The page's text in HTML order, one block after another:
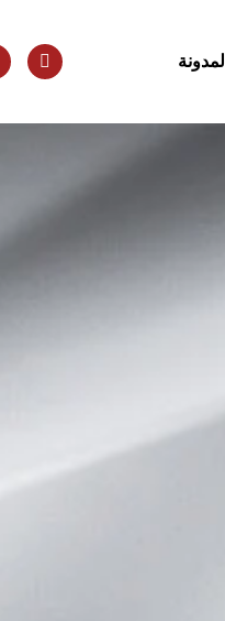
المدونة